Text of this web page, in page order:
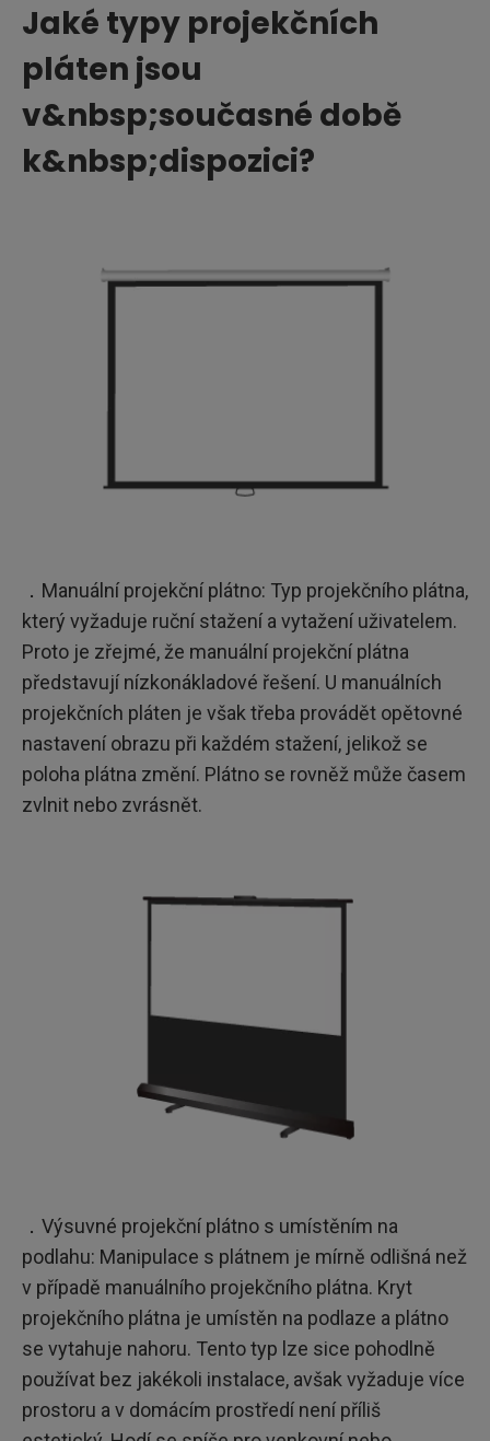
Jaké typy projekčních
pláten jsou
v&nbsp;současné době
k&nbsp;dispozici?
．Manuální projekční plátno: Typ projekčního plátna,
který vyžaduje ruční stažení a vytažení uživatelem.
Proto je zřejmé, že manuální projekční plátna
představují nízkonákladové řešení. U manuálních
projekčních pláten je však třeba provádět opětovné
nastavení obrazu při každém stažení, jelikož se
poloha plátna změní. Plátno se rovněž může časem
zvlnit nebo zvrásnět.
．Výsuvné projekční plátno s umístěním na
podlahu: Manipulace s plátnem je mírně odlišná než
v případě manuálního projekčního plátna. Kryt
projekčního plátna je umístěn na podlaze a plátno
se vytahuje nahoru. Tento typ lze sice pohodlně
používat bez jakékoli instalace, avšak vyžaduje více
prostoru a v domácím prostředí není příliš